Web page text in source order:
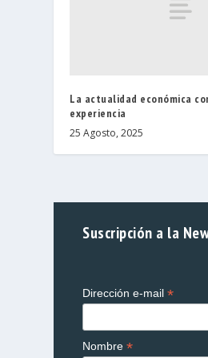
La actualidad económica
experiencia
25 Agosto, 2025
Suscripción a la
Dirección e-mail*
Nombre*